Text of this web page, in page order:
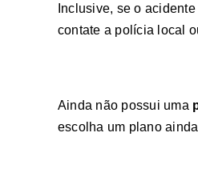
Inclusive, se o
contate a polícia local
Ainda não possui uma
escolha um plano